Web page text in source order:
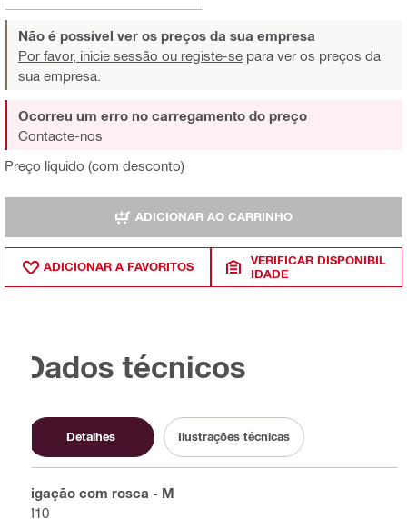
Não é possível ver os preços da sua empresa
Por favor, inicie sessão ou registe-se para ver os preços da
sua empresa.
Preço líquido (com desconto)
Ocorreu um erro no carregamento do preço
Contacte-nos
ADICIONAR AO CARRINHO
ADICIONAR A FAVORITOS
VERIFICAR DISPONIBIL
IDADE
Dados técnicos
Detalhes Ilustrações técnicas
Ligação com rosca - M
M10